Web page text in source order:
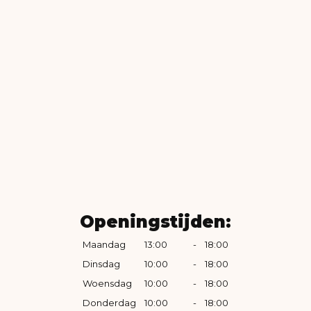
Openingstijden:
Maandag 13:00 -
18:00
Dinsdag
10:00 -
18:00
Woensdag
10:00 -
18:00
Donderdag
10:00 - 18:00